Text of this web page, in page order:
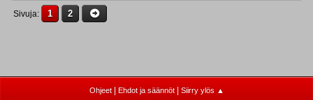
Sivuja 1 2
Ohjeet| Ehdot ja säännöt| Siirry ylös ▲